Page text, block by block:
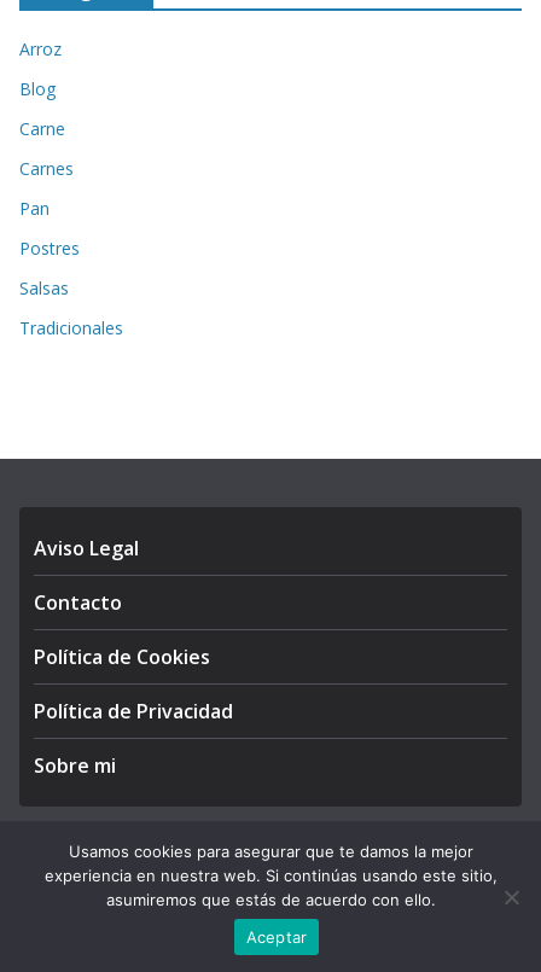
Arroz
Blog
Carne
Carnes
Pan
Postres
Salsas
Tradicionales
Aviso Legal
Contacto
Política de Cookies
Política de Privacidad
Sobre mi
Copyright © 2026APEGA Perú. All rights reserved.
by ThemeGrill. Powered by
Usamos cookies para asegurar que te damos la mejor
experiencia en nuestra web. Si continúas usando este sitio,
asumiremos que estás de acuerdo con ello.
Aceptar